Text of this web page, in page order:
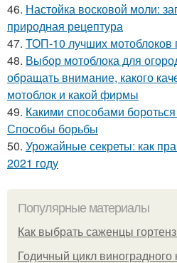
46. Настойка восковой моли:
природная рецептура
47. ТОП-10 лучших мотоблоков
48. Выбор мотоблока для
обращать внимание, какого
мотоблок и какой фирмы
49. Какими способами
Способы борьбы
50. Урожайные секреты: как
2021 году
Популярные материалы
Как выбрать саженцы
Годичный цикл виноградного